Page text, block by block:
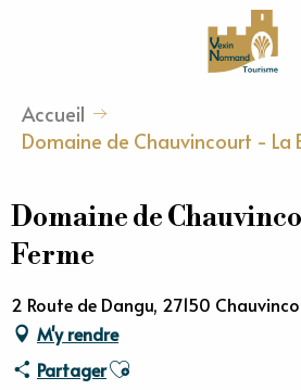
Accueil
Domaine de Chauvincourt - La
Domaine de
Ferme
2 Route de Dangu, 27150
M'y rendre
PartagerAjouter aux favoris